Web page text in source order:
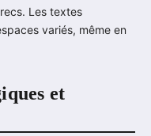
Les textes
variés, même en
et